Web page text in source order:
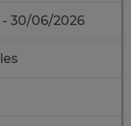
30/06/2026